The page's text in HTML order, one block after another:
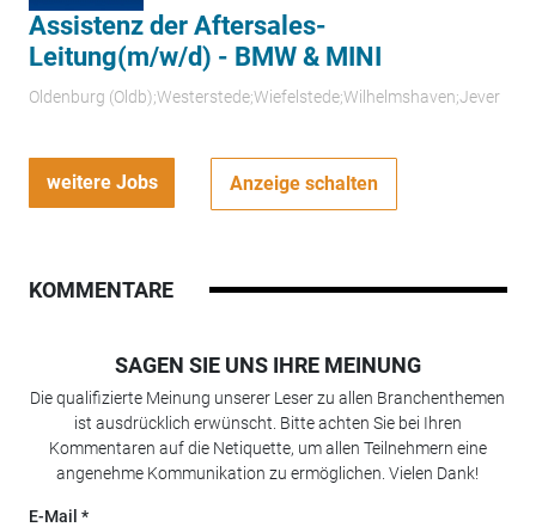
Assistenz der Aftersales-
Leitung(m/w/d) - BMW & MINI
Oldenburg (Oldb);Westerstede;Wiefelstede;Wilhelmshaven;Jever
weitere Jobs Anzeige schalten
KOMMENTARE
SAGEN SIE UNS IHRE MEINUNG
Die qualifizierte Meinung unserer Leser zu allen Branchenthemen
ist ausdrücklich erwünscht. Bitte achten Sie bei Ihren
Kommentaren auf die Netiquette, um allen Teilnehmern eine
angenehme Kommunikation zu ermöglichen. Vielen Dank!
E-Mail